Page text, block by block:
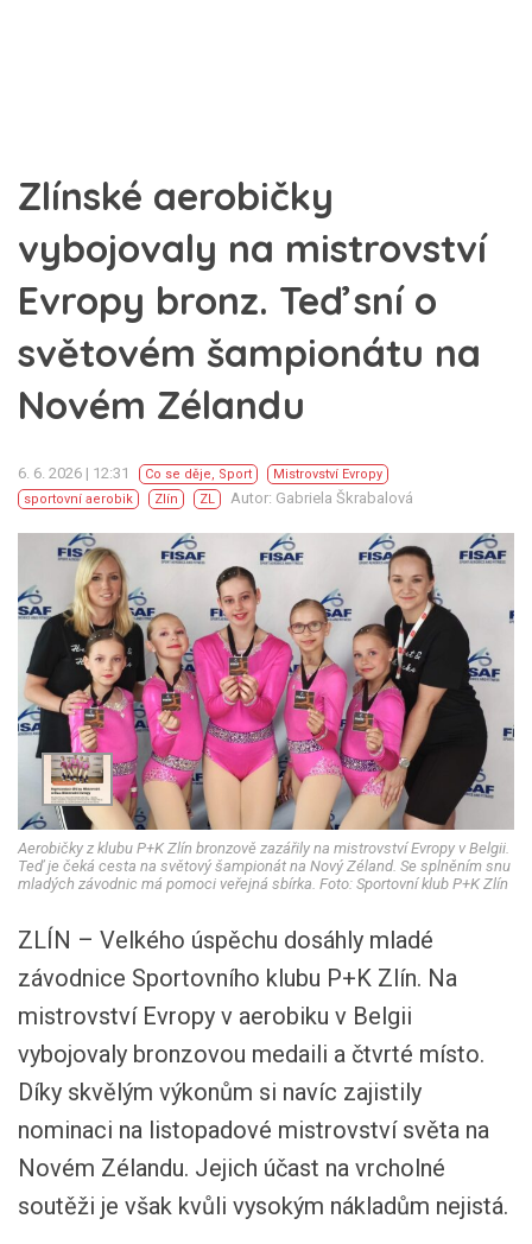
Zlínské aerobičky
vybojovaly na mistrovství
Evropy bronz. Teď sní o
světovém šampionátu na
Novém Zélandu
6. 6. 2026 | 12:31 Co se děje, Sport
Mistrovství Evropy
sportovní aerobik
Zlín ZL Autor: Gabriela Škrabalová
Aerobičky z klubu P+K Zlín bronzově zazářily na mistrovství Evropy v Belgii.
Teď je čeká cesta na světový šampionát na Nový Zéland. Se splněním snu
mladých závodnic má pomoci veřejná sbírka. Foto: Sportovní klub P+K Zlín
ZLÍN – Velkého úspěchu dosáhly mladé
závodnice Sportovního klubu P+K Zlín. Na
mistrovství Evropy v aerobiku v Belgii
vybojovaly bronzovou medaili a čtvrté místo.
Díky skvělým výkonům si navíc zajistily
nominaci na listopadové mistrovství světa na
Novém Zélandu. Jejich účast na vrcholné
soutěži je však kvůli vysokým nákladům nejistá.